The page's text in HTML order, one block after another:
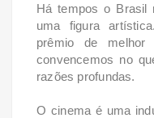
Há tempos o Brasil
uma figura
prêmio de melhor
convencemos no
razões profundas.
O cinema é uma